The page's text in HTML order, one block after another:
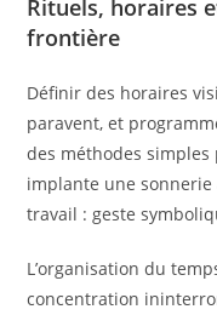
Rituels, horaires
frontière
Définir des horaires
paravent, et
des méthodes
implante une
travail : geste
L’organisation du
concentration